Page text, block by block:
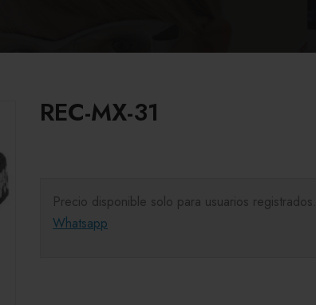
REC-MX-31
Precio disponible solo para usuarios registrados.
Whatsapp